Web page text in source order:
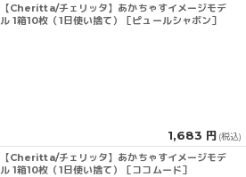
【Cheritta/チェリッタ】あかちゃすイメージモデ
ル 1箱10枚（1日使い捨て）［ピュールシャボン］
1,683 円 (税込)
【Cheritta/チェリッタ】あかちゃすイメージモデ
ル 1箱10枚（1日使い捨て）［ココムード］